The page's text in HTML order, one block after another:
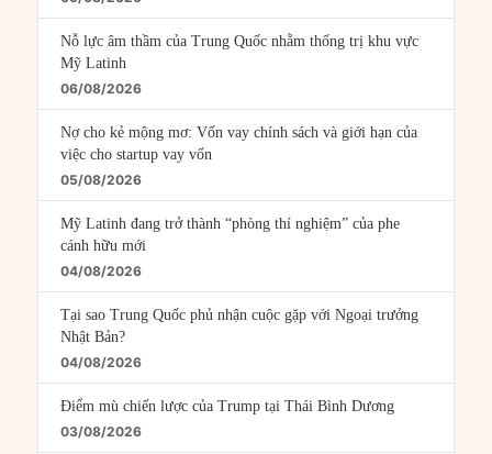
Nỗ lực âm thầm của Trung Quốc nhằm thống trị khu vực
Mỹ Latinh
06/08/2026
Nợ cho kẻ mộng mơ: Vốn vay chính sách và giới hạn của
việc cho startup vay vốn
05/08/2026
Mỹ Latinh đang trở thành “phòng thí nghiệm” của phe
cánh hữu mới
04/08/2026
Tại sao Trung Quốc phủ nhận cuộc gặp với Ngoại trưởng
Nhật Bản?
04/08/2026
Điểm mù chiến lược của Trump tại Thái Bình Dương
03/08/2026